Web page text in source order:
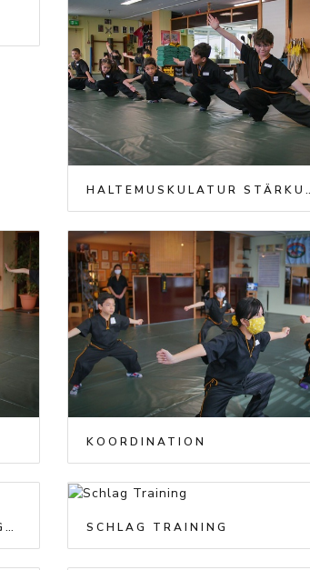
KOORDINATION
SPRÜNGE LANDEN DREHUNGEN SCHLAG TRAINING